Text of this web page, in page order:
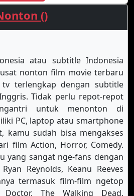
()
atau subtitle Indonesia
nonton film movie terbaru
terlengkap dengan subtitle
Tidak perlu repot-repot
untuk menonton di
PC, laptop atau smartphone
kamu sudah bisa mengakses
film Action, Horror, Comedy.
yang sangat nge-fans dengan
Reynolds, Keanu Reeves
termasuk film-film ngetop
The Walking Dead,